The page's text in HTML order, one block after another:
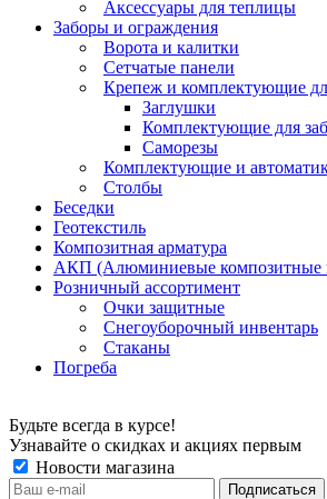
Аксессуары для теплицы
Заборы и ограждения
Ворота и калитки
Сетчатые панели
Крепеж и комплектующие
Заглушки
Комплектующие для
Саморезы
Комплектующие и
Столбы
Беседки
Геотекстиль
Композитная арматура
АКП (Алюминиевые композитные
Розничный ассортимент
Очки защитные
Снегоуборочный инвентарь
Стаканы
Погреба
Будьте всегда в курсе!
Узнавайте о скидках и акциях первым
Новости магазина